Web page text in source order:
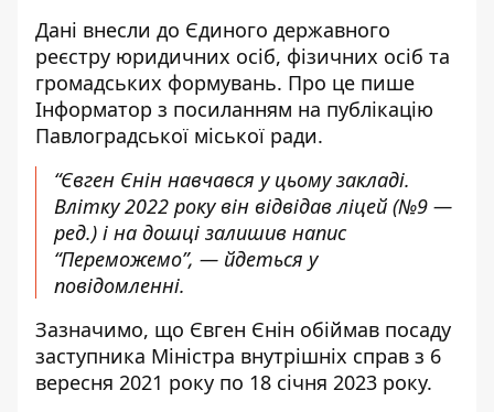
Дані внесли до Єдиного державного
реєстру юридичних осіб, фізичних осіб та
громадських формувань. Про це пише
Інформатор з посиланням на публікацію
Павлоградської міської ради.
“Євген Єнін навчався у цьому закладі.
Влітку 2022 року він відвідав ліцей (№9 —
ред.) і на дошці залишив напис
“Переможемо”, — йдеться у
повідомленні.
Зазначимо, що Євген Єнін обіймав посаду
заступника Міністра внутрішніх справ з 6
вересня 2021 року по 18 січня 2023 року.